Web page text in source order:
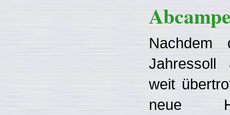
Nachdem
Jahressoll
weit
neue